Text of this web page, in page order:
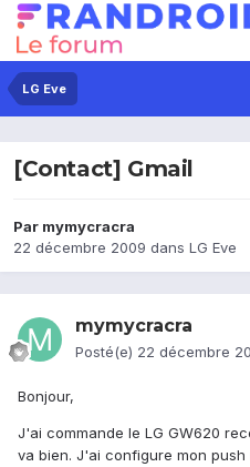
LG Eve
[Contact] Gmail
Par mymycracra
22 décembre 2009 dans LG Eve
mymycracra
Posté(e) 22 décembre
Bonjour,
J'ai commande le LG GW620
va bien. J'ai configure mon push